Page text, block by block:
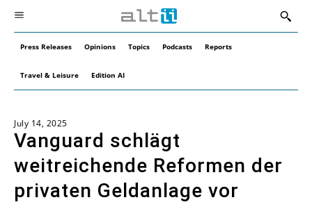
Press Releases Opinions Topics Podcasts Reports
Travel & Leisure Edition AI
July 14, 2025
Vanguard schlägt
weitreichende Reformen der
privaten Geldanlage vor